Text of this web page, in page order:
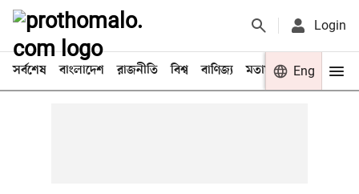
Login
সর্বশেষ বাংলাদেশ রাজনীতি বিশ্ব বাণিজ্য মতামত খেলা
Eng